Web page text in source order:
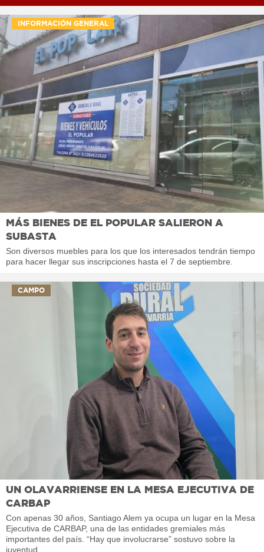
INFORMACIÓN GENERAL
MÁS BIENES DE EL POPULAR SALIERON A
SUBASTA
Son diversos muebles para los que los interesados tendrán tiempo
para hacer llegar sus inscripciones hasta el 7 de septiembre.
CAMPO
UN OLAVARRIENSE EN LA MESA EJECUTIVA DE
CARBAP
Con apenas 30 años, Santiago Alem ya ocupa un lugar en la Mesa
Ejecutiva de CARBAP, una de las entidades gremiales más
importantes del país. “Hay que involucrarse” sostuvo sobre la
juventud.